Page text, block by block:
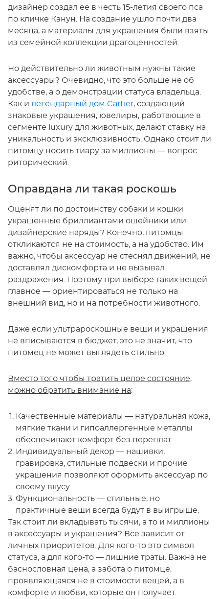
дизайнер создал ее в честь 15-летия своего пса
по кличке Канун. На создание ушло почти два
месяца, а материалы для украшения были взяты
из семейной коллекции драгоценностей.
Но действительно ли животным нужны такие
аксессуары? Очевидно, что это больше не об
удобстве, а о демонстрации статуса владельца.
Как и легендарный дом Cartier, создающий
знаковые украшения, ювелиры, работающие в
сегменте luxury для животных, делают ставку на
уникальность и эксклюзивность. Однако стоит ли
питомцу носить тиару за миллионы — вопрос
риторический.
Оправдана ли такая роскошь
Оценят ли по достоинству собаки и кошки
украшенные бриллиантами ошейники или
дизайнерские наряды? Конечно, питомцы
откликаются не на стоимость, а на удобство. Им
важно, чтобы аксессуар не стеснял движений, не
доставлял дискомфорта и не вызывал
раздражения. Поэтому при выборе таких вещей
главное — ориентироваться не только на
внешний вид, но и на потребности животного.
Даже если ультрароскошные вещи и украшения
не вписываются в бюджет, это не значит, что
питомец не может выглядеть стильно.
Вместо того чтобы тратить целое состояние,
можно обратить внимание на:
Качественные материалы — натуральная кожа,
мягкие ткани и гипоаллергенные металлы
обеспечивают комфорт без переплат.
Индивидуальный декор — нашивки,
гравировка, стильные подвески и прочие
украшения позволяют оформить аксессуар по
своему вкусу.
Функциональность — стильные, но
практичные вещи всегда будут в выигрыше.
Так стоит ли вкладывать тысячи, а то и миллионы
в аксессуары и украшения? Все зависит от
личных приоритетов. Для кого-то это символ
статуса, а для кого-то — лишние траты. Важна не
баснословная цена, а забота о питомце,
проявляющаяся не в стоимости вещей, а в
комфорте и любви, которые он получает.